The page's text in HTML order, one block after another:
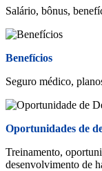
Salário, bônus,
Benefícios
Seguro médico,
Oportunidades de
Treinamento,
desenvolvimento de